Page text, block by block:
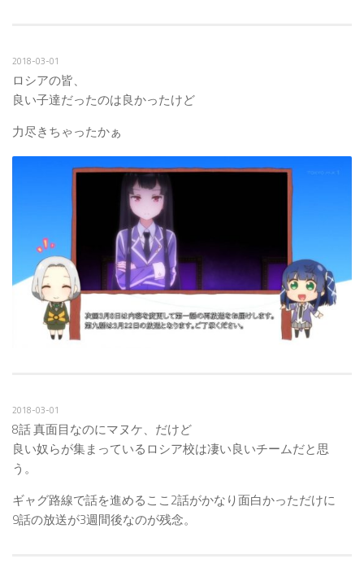
2018-03-01
ロシアの皆、
良い子達だったのは良かったけど
力尽きちゃったかぁ
2018-03-01
8話 真面目なのにマヌケ、だけど
良い奴らが集まっているロシア校は凄い良いチームだと思
う。
ギャグ路線で話を進めるここ2話がかなり面白かっただけに
9話の放送が3週間後なのが残念。